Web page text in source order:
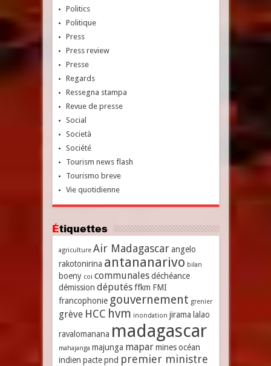
Politics
Politique
Press
Press review
Presse
Regards
Ressegna stampa
Revue de presse
Social
Società
Société
Tourism news flash
Tourismo breve
Vie quotidienne
Étiquettes
agriculture Air Madagascar angelo
rakotonirina antananarivo bilan
boeny coi communales déchéance
démission députés ffkm FMI
francophonie gouvernement grenier
grève HCC hvm inondation jirama lalao
ravalomanana madagascar
mahajanga majunga mapar mines océan
indien pacte pnd premier ministre